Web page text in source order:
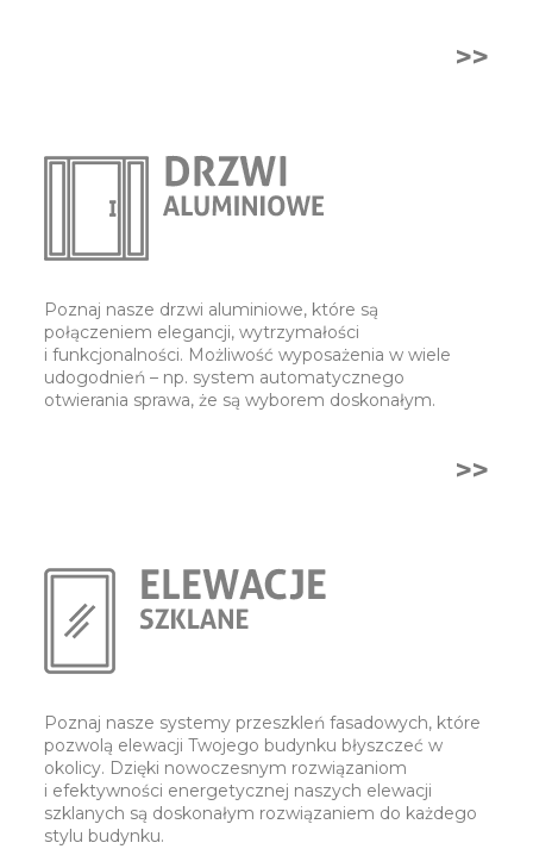
>>
Poznaj nasze drzwi aluminiowe, które są
połączeniem elegancji, wytrzymałości
i funkcjonalności. Możliwość wyposażenia w wiele
udogodnień – np. system automatycznego
otwierania sprawa, że są wyborem doskonałym.
>>
Poznaj nasze systemy przeszkleń fasadowych, które
pozwolą elewacji Twojego budynku błyszczeć w
okolicy. Dzięki nowoczesnym rozwiązaniom
i efektywności energetycznej naszych elewacji
szklanych są doskonałym rozwiązaniem do każdego
stylu budynku.